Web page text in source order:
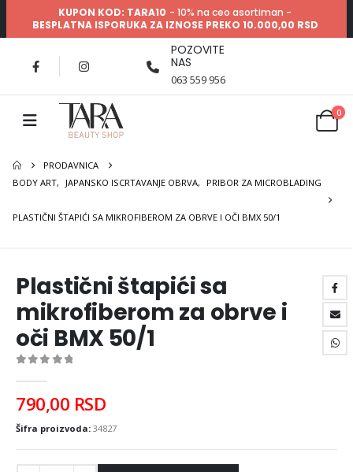
KUPON KOD: TARA10 - 10% na ceo asortiman -
BESPLATNA ISPORUKA ZA IZNOSE PREKO 10.000,00 RSD
POZOVITE
NAS
063 559 956
0
PRODAVNICA
BODY ART, JAPANSKO ISCRTAVANJE OBRVA, PRIBOR ZA MICROBLADING
PLASTIČNI ŠTAPIĆI SA MIKROFIBEROM ZA OBRVE I OČI BMX 50/1
Plastični štapići sa
mikrofiberom za obrve i
oči BMX 50/1
790,00 RSD
Šifra proizvoda: 34827